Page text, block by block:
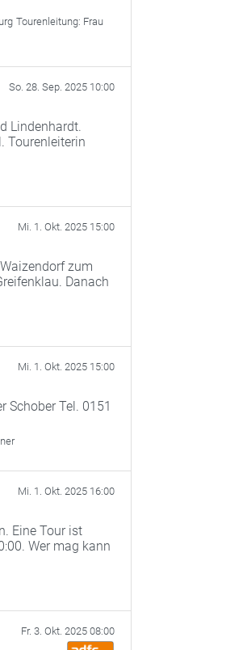
Tourenleitung: Frau
So. 28. Sep. 2025 10:00
Lindenhardt.
Tourenleiterin
Mi. 1. Okt. 2025 15:00
zum
Danach
Mi. 1. Okt. 2025 15:00
Schober Tel. 0151
Mi. 1. Okt. 2025 16:00
Eine Tour ist
Wer mag kann
Fr. 3. Okt. 2025 08:00